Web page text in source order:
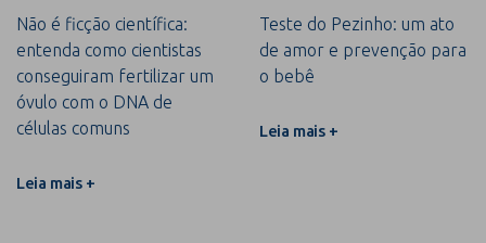
Não é ficção científica:
entenda como cientistas
conseguiram fertilizar um
óvulo com o DNA de
células comuns
Leia mais +
Teste do Pezinho: um ato
de amor e prevenção para
o bebê
Leia mais +